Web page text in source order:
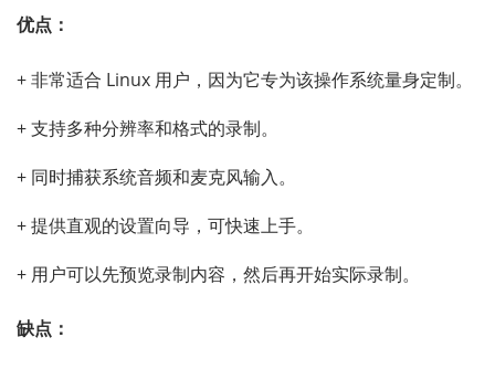
优点：
+ 非常适合 Linux 用户，因为它专为该操作系统量身定制。
+ 支持多种分辨率和格式的录制。
+ 同时捕获系统音频和麦克风输入。
+ 提供直观的设置向导，可快速上手。
+ 用户可以先预览录制内容，然后再开始实际录制。
缺点：